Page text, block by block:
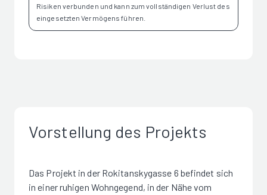
Risiken verbunden und kann zum vollständigen Verlust des
eingesetzten Vermögens führen.
Vorstellung des Projekts
Das Projekt in der Rokitanskygasse 6 befindet sich
in einer ruhigen Wohngegend, in der Nähe vom